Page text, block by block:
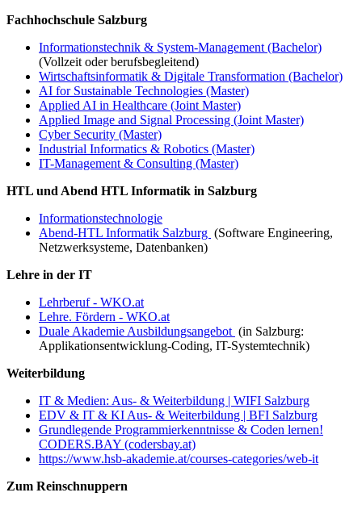
Fachhochschule Salzburg
Informationstechnik & System-Management (Bachelor)
(Vollzeit oder berufsbegleitend)
Wirtschaftsinformatik & Digitale Transformation (Bachelor)
AI for Sustainable Technologies (Master)
Applied AI in Healthcare (Joint Master)
Applied Image and Signal Processing (Joint Master)
Cyber Security (Master)
Industrial Informatics & Robotics (Master)
IT-Management & Consulting (Master)
HTL und Abend HTL Informatik in Salzburg
Informationstechnologie
Abend-HTL Informatik Salzburg (Software Engineering,
Netzwerksysteme, Datenbanken)
Lehre in der IT
Lehrberuf - WKO.at
Lehre. Fördern - WKO.at
Duale Akademie Ausbildungsangebot (in Salzburg:
Applikationsentwicklung-Coding, IT-Systemtechnik)
Weiterbildung
IT & Medien: Aus- & Weiterbildung | WIFI Salzburg
EDV & IT & KI Aus- & Weiterbildung | BFI Salzburg
Grundlegende Programmierkenntnisse & Coden lernen!
CODERS.BAY (codersbay.at)
https://www.hsb-akademie.at/courses-categories/web-it
Zum Reinschnuppern